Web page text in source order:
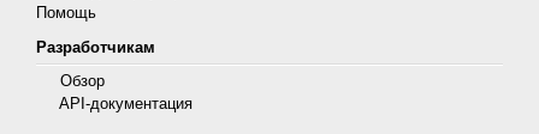
Помощь
Разработчикам
Обзор
API-документация